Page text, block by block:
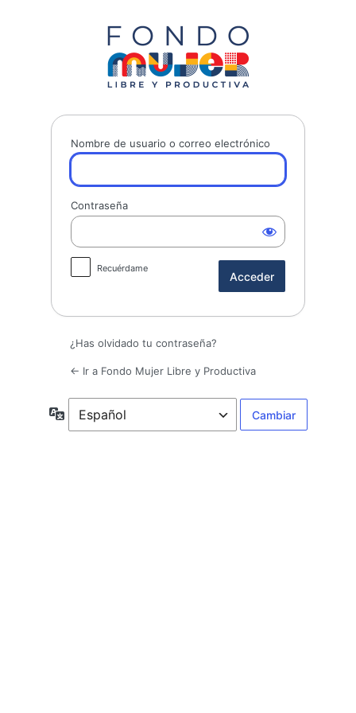
Nombre de usuario o correo electrónico
Contraseña
Recuérdame
¿Has olvidado tu contraseña?
← Ir a Fondo Mujer Libre y Productiva
Idioma